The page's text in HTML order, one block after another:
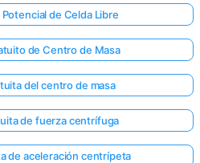
de Celda Libre
de Centro de Masa
del centro de masa
de fuerza centrífuga
de aceleración centrípeta